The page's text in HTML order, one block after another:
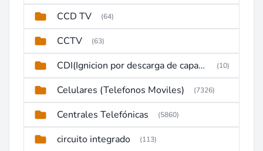
CCD TV (64)
CCTV (63)
CDI(Ignicion por descarga de capacitor) (10)
Celulares (Telefonos Moviles) (7326)
Centrales Telefónicas (5860)
circuito integrado (113)